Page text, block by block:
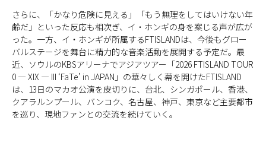
さらに、「かなり危険に見える」「もう無理をしてはいけない年
齢だ」といった反応も相次ぎ、イ・ホンギの身を案じる声が広が
った。一方、イ・ホンギが所属するFTISLANDは、今後もグロー
バルステージを舞台に精力的な音楽活動を展開する予定だ。最
近、ソウルのKBSアリーナでアジアツアー「2026 FTISLAND TOUR
0 — XIX — III ‘FaTe’ in JAPAN」の華々しく幕を開けたFTISLAND
は、13日のマカオ公演を皮切りに、台北、シンガポール、香港、
クアラルンプール、バンコク、名古屋、神戸、東京など主要都市
を巡り、現地ファンとの交流を続けていく。